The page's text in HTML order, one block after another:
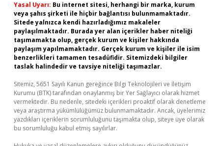
Yasal Uyarı: Bu internet sitesi, herhangi bir marka, kurum
veya şahıs şirketi ile hiçbir bağlantısı bulunmamaktadır.
Sitede yalnızca kendi hazırladığımız makaleler
paylaşılmaktadır. Burada yer alan içerikler haber niteliği
taşımamakta olup, gerçek kurum ve kişiler hakkında
paylaşım yapılmamaktadır. Gerçek kurum ve kişiler ile isim
benzerlikleri tamamen tesadüfidir. Sitemizdeki bilgiler
taslak halindedir ve tavsiye niteliği taşımazlar.
Sitemiz, 5651 Sayılı Kanun gereğince Bilgi Teknolojileri ve İletişim
Kurumu (BTK) tarafından onaylanmış bir Yer Sağlayıcı olarak hizmet
vermektedir. Bu nedenle, sitedeki içerikleri proaktif olarak denetleme
veya araştırma yükümlülüğümüz bulunmamaktadır. Ancak, üyelerimiz
yazdıkları içeriklerin sorumluluğunu taşımakta olup, siteye üye olarak
bu sorumluluğu kabul etmiş sayılırlar.